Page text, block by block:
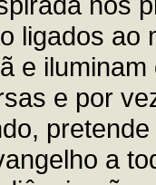
ligados ao
e
e por
a